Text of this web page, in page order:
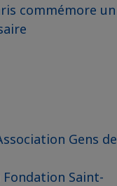
commémore un
Gens de
Saint-